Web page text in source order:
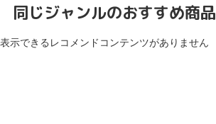
同じジャンルのおすすめ商品
表示できるレコメンドコンテンツがありません